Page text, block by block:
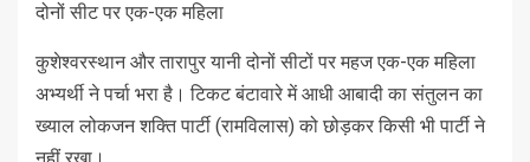
दोनों सीट पर एक-एक महिला
कुशेश्वरस्थान और तारापुर यानी दोनों सीटों पर महज एक-एक महिला
अभ्यर्थी ने पर्चा भरा है। टिकट बंटावारे में आधी आबादी का संतुलन का
ख्याल लोकजन शक्ति पार्टी (रामविलास) को छोड़कर किसी भी पार्टी ने